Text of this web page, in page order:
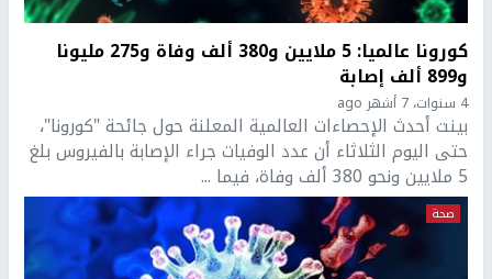
كورونا عالميا: 5 ملايين و380 ألف وفاة و275 مليونا
و899 ألف إصابة
4 سنوات، 7 أشهر ago
بينت أحدث الإحصاءات العالمية المعلنة حول جائحة "كورونا"،
حتى اليوم الثلاثاء أن عدد الوفيات جراء الإصابة بالفيروس بلغ
5 ملايين ونحو 380 ألف وفاة، فيما ...
صحة